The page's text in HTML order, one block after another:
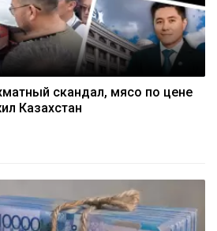
скандал, мясо по цене
Казахстан